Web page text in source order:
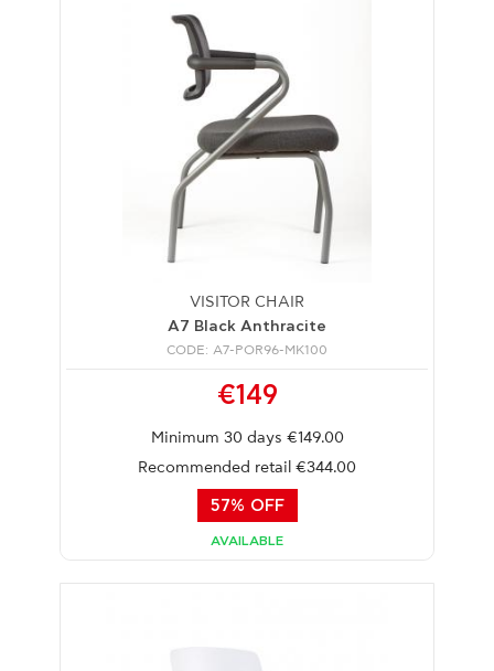
VISITOR CHAIR
A7 Black Anthracite
CODE: A7-POR96-MK100
€149
Minimum 30 days €149.00
Recommended retail €344.00
57% OFF
AVAILABLE